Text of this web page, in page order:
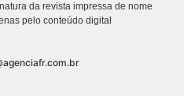
da revista impressa de nome
pelo conteúdo digital